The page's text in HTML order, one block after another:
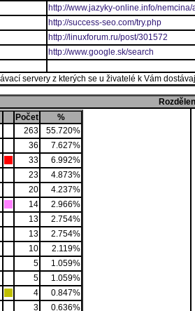
http://www.jazyky-online.info/
http://success-seo.com/try.php
http://linuxforum.ru/post/301572
http://www.google.sk/search
servery z kterých se u živatelé k Vám
Počet
%
263
55.720%
36
7.627%
33
6.992%
23
4.873%
20
4.237%
14
2.966%
13
2.754%
13
2.754%
10
2.119%
5
1.059%
5
1.059%
4
0.847%
3
0.636%